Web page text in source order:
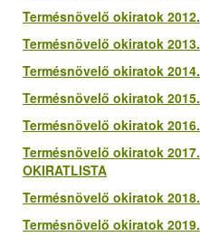
Termésnövelő okiratok 2012.
Termésnövelő okiratok 2013.
Termésnövelő okiratok 2014.
Termésnövelő okiratok 2015.
Termésnövelő okiratok 2016.
Termésnövelő okiratok 2017.
OKIRATLISTA
Termésnövelő okiratok 2018.
Termésnövelő okiratok 2019.